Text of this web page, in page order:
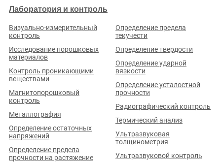
Лаборатория и контроль
Визуально-измерительный
контроль
Исследование порошковых
материалов
Контроль проникающими
веществами
Магнитопорошковый
контроль
Металлография
Определение остаточных
напряжений
Определение предела
прочности на растяжение
Определение предела
текучести
Определение твердости
Определение ударной
вязкости
Определение усталостной
прочности
Радиографический контроль
Термический анализ
Ультразвуковая
толщинометрия
Ультразвуковой контроль
ООО «ЗАВОД МАШИН И МЕХАНИЗМОВ»
Рейтинг по отзывам:
(0.0)
Кемеровская обл., г. Новокузнецк, ул. Донецкая, д. 26А,
корп. 4
120 Площадь (м²):10000
Станков:50